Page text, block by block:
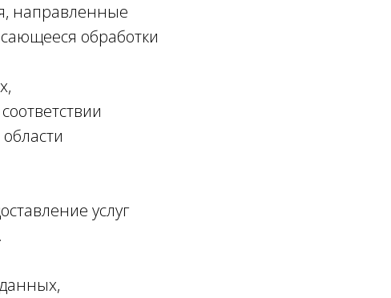
направленные
обработки
услуг